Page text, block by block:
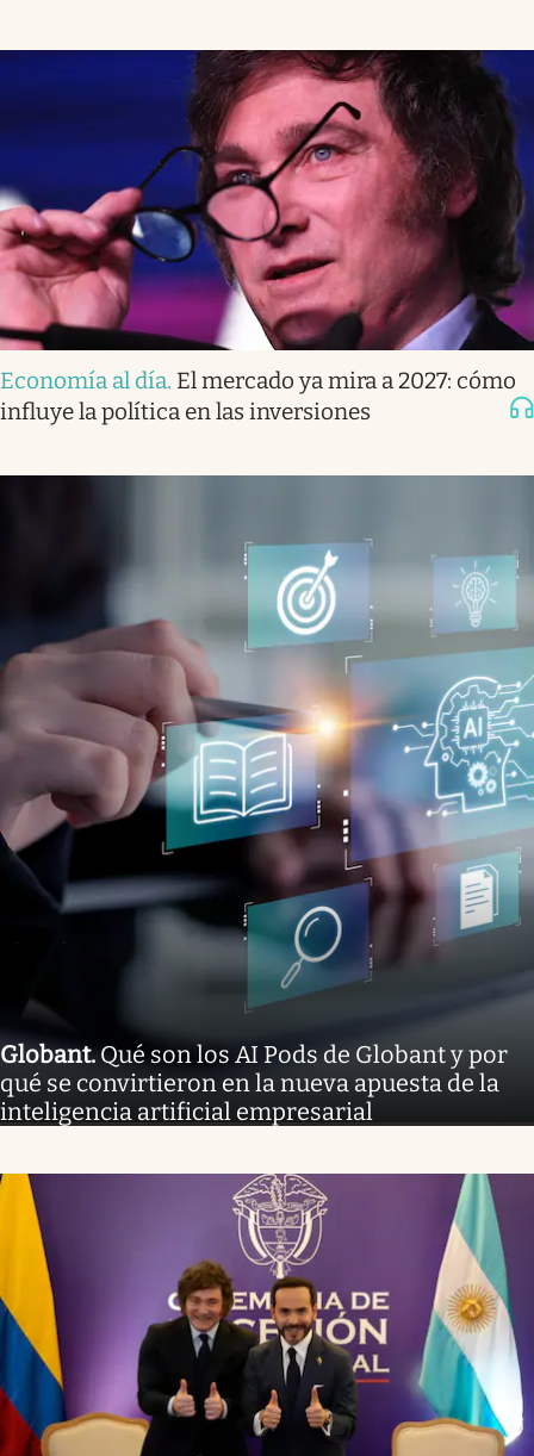
Economía al día. El mercado ya mira a 2027: cómo
influye la política en las inversiones
Globant.Qué son los AI Pods de Globant y por
qué se convirtieron en la nueva apuesta de la
inteligencia artificial empresarial